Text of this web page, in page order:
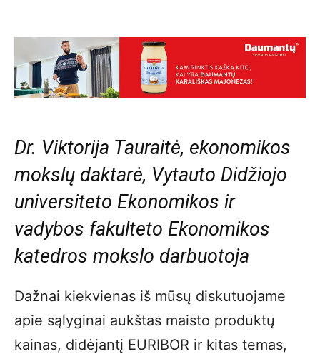
Dr. Viktorija Tauraitė, ekonomikos
mokslų daktarė, Vytauto Didžiojo
universiteto Ekonomikos ir
vadybos fakulteto Ekonomikos
katedros mokslo darbuotoja
Dažnai kiekvienas iš mūsų diskutuojame
apie sąlyginai aukštas maisto produktų
kainas, didėjantį EURIBOR ir kitas temas,